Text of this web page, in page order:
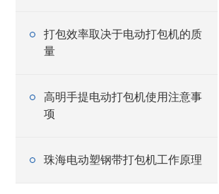
打包效率取决于电动打包机的质
量
高明手提电动打包机使用注意事
项
珠海电动塑钢带打包机工作原理